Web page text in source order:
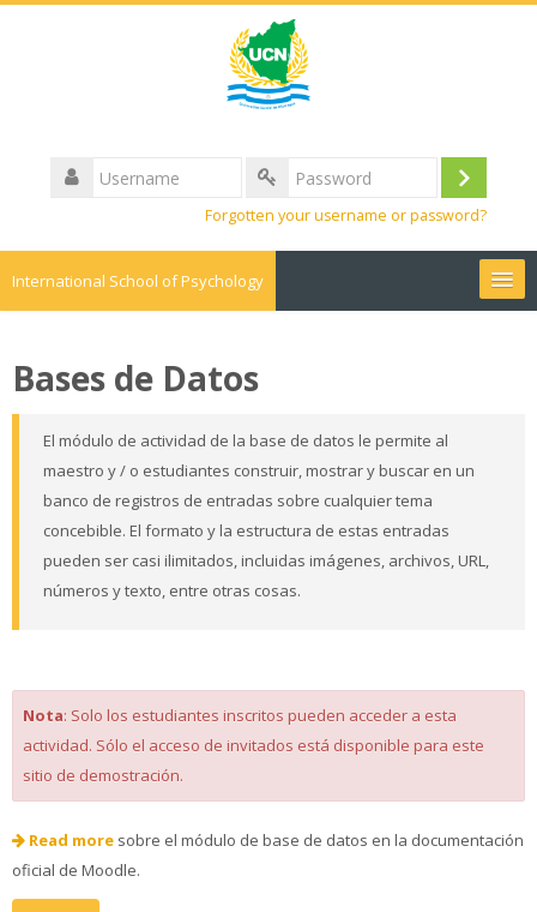
Username
Log
Forgotten your username or password?
International School of Psychology
Search
Bases de Datos
El módulo de actividad de la base de datos le permite al
maestro y / o estudiantes construir, mostrar y buscar en un
banco de registros de entradas sobre cualquier tema
concebible. El formato y la estructura de estas entradas
pueden ser casi ilimitados, incluidas imágenes, archivos, URL,
números y texto, entre otras cosas.
Nota: Solo los estudiantes inscritos pueden acceder a esta
actividad. Sólo el acceso de invitados está disponible para este
sitio de demostración.
Read more sobre el módulo de base de datos en la documentación
oficial de Moodle.